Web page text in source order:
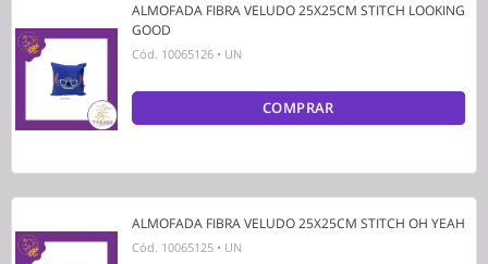
ALMOFADA FIBRA VELUDO 25X25CM STITCH LOOKING
GOOD
Cód. 10065126 • UN
COMPRAR
ALMOFADA FIBRA VELUDO 25X25CM STITCH OH YEAH
Cód. 10065125 • UN